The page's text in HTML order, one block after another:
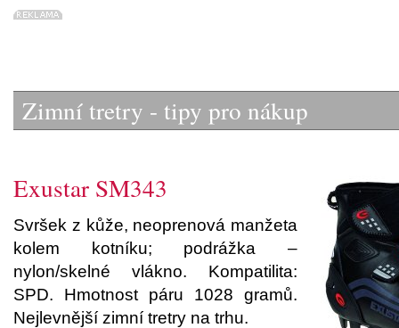
Zimní tretry - tipy pro nákup
Exustar SM343
Svršek z kůže, neoprenová manžeta
kolem kotníku; podrážka –
nylon/skelné vlákno. Kompatilita:
SPD. Hmotnost páru 1028 gramů.
Nejlevnější zimní tretry na trhu.